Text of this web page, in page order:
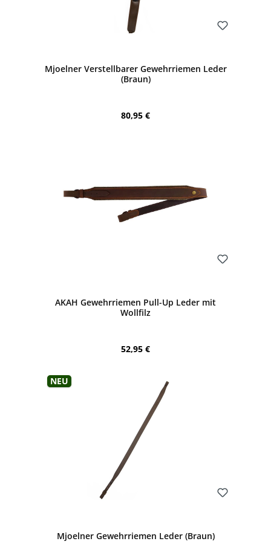
Mjoelner Verstellbarer Gewehrriemen Leder
(Braun)
Regulärer Preis:
80,95 €
AKAH Gewehrriemen Pull-Up Leder mit
Wollfilz
Regulärer Preis:
52,95 €
Neu
Mjoelner Gewehrriemen Leder (Braun)